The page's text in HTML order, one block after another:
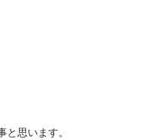
思います。